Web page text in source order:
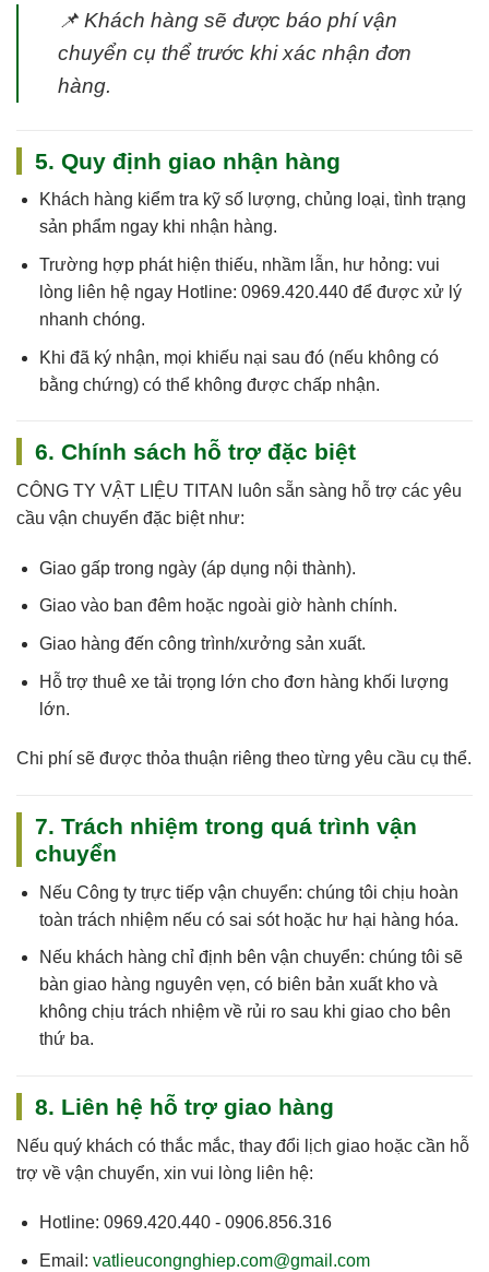
📌 Khách hàng sẽ được báo phí vận
chuyển cụ thể trước khi xác nhận đơn
hàng.
5. Quy định giao nhận hàng
Khách hàng kiểm tra kỹ số lượng, chủng loại, tình trạng
sản phẩm ngay khi nhận hàng.
Trường hợp phát hiện thiếu, nhầm lẫn, hư hỏng: vui
lòng liên hệ ngay Hotline: 0969.420.440để được xử lý
nhanh chóng.
Khi đã ký nhận, mọi khiếu nại sau đó (nếu không có
bằng chứng) có thể không được chấp nhận.
6. Chính sách hỗ trợ đặc biệt
CÔNG TY VẬT LIỆU TITAN
luôn sẵn sàng hỗ trợ các yêu
cầu vận chuyển đặc biệt như:
Giao gấp trong ngày (áp dụng nội thành).
Giao vào ban đêm hoặc ngoài giờ hành chính.
Giao hàng đến công trình/xưởng sản xuất.
Hỗ trợ thuê xe tải trọng lớn cho đơn hàng khối lượng
lớn.
Chi phí sẽ được thỏa thuận riêng theo từng yêu cầu cụ thể.
7. Trách nhiệm trong quá trình vận
chuyển
Nếu Công ty trực tiếp vận chuyển: chúng tôi chịu hoàn
toàn trách nhiệmnếu có sai sót hoặc hư hại hàng hóa.
Nếu khách hàng chỉ định bên vận chuyển: chúng tôi sẽ
bàn giao hàng nguyên vẹn, có biên bản xuất kho và
không chịu trách nhiệm về rủi ro sau khi giao cho bên
thứ ba.
8. Liên hệ hỗ trợ giao hàng
Nếu quý khách có thắc mắc, thay đổi lịch giao hoặc cần hỗ
trợ về vận chuyển, xin vui lòng liên hệ:
Hotline: 0969.420.440 - 0906.856.316
Email: vatlieucongnghiep.com@gmail.com